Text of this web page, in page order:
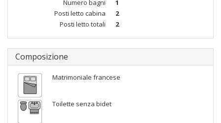
Numero bagni
1
Posti letto cabina
2
Posti letto totali
2
Composizione
Matrimoniale francese
Toilette senza bidet